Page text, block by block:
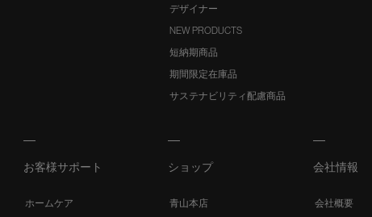
デザイナー
NEW PRODUCTS
短納期商品
期間限定在庫品
サステナビリティ配慮商品
お客様サポート
ホームケア
ショップ
青山本店
会社情報
会社概要